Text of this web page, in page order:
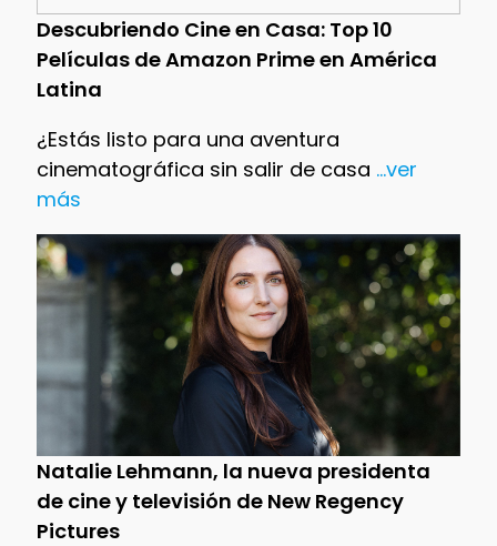
Descubriendo Cine en Casa: Top 10
Películas de Amazon Prime en América
Latina
¿Estás listo para una aventura
cinematográfica sin salir de casa ...ver
más
Natalie Lehmann, la nueva presidenta
de cine y televisión de New Regency
Pictures